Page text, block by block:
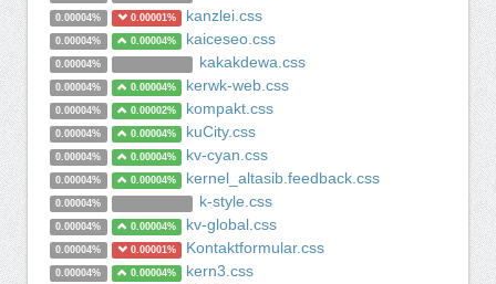
0.00004% 0.00001% kanzlei.css
0.00004% 0.00004% kaiceseo.css
0.00004% kakakdewa.css
0.00004% 0.00004% kerwk-web.css
0.00004% 0.00002% kompakt.css
0.00004% 0.00004% kuCity.css
0.00004% 0.00004% kv-cyan.css
0.00004% 0.00004% kernel_altasib.feedback.css
0.00004% k-style.css
0.00004% 0.00004% kv-global.css
0.00004% 0.00001% Kontaktformular.css
0.00004% 0.00004% kern3.css